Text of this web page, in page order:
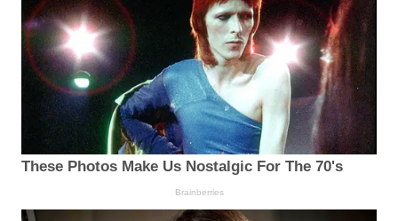
These Photos Make Us Nostalgic For The 70's
Brainberries